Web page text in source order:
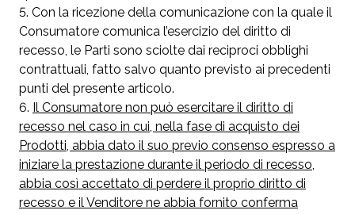
Con la ricezione della comunicazione con la quale il
Consumatore comunica l’esercizio del diritto di
recesso, le Parti sono sciolte dai reciproci obblighi
contrattuali, fatto salvo quanto previsto ai precedenti
punti del presente articolo.
Il Consumatore non può esercitare il diritto di
recesso nel caso in cui, nella fase di acquisto dei
Prodotti, abbia dato il suo previo consenso espresso a
iniziare la prestazione durante il periodo di recesso,
abbia così accettato di perdere il proprio diritto di
recesso e il Venditore ne abbia fornito conferma